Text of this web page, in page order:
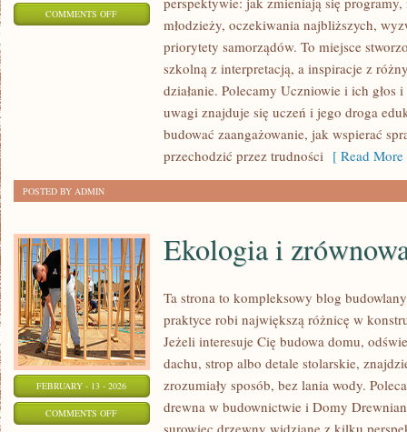
COMMENTS OFFON
PRZYSZŁOŚCI
młodzieży, oczekiwania najbliższych,
priorytety samorządów. To miejsce
szkolną z interpretacją, a inspiracje z
działanie. Polecamy Uczniowie i ich głos
uwagi znajduje się uczeń i jego droga
budować zaangażowanie, jak wspierać
przechodzić przez trudności [ Read
POSTED BY ADMIN
FEBRUARY - 13 - 2026
COMMENTS OFFON
Ekologia i
Ta strona to kompleksowy blog
praktyce robi największą różnicę w
Jeżeli interesuje Cię budowa domu,
dachu, strop albo detale stolarskie,
zrozumiały sposób, bez lania wody.
drewna w budownictwie i Domy
surowiec drzewny widziane z kilku